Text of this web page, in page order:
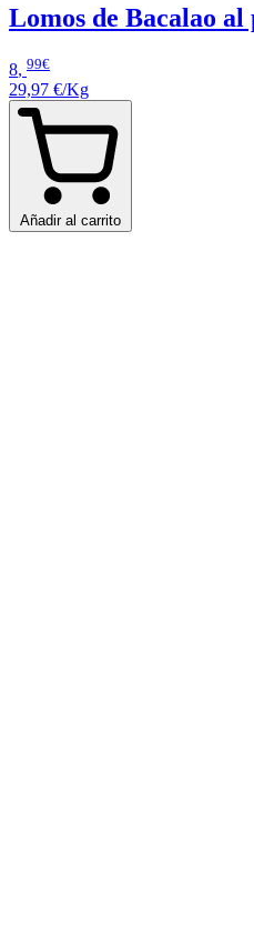
Lomos de Bacalao al
8, 99€
29,97 €/Kg
Añadir al carrito